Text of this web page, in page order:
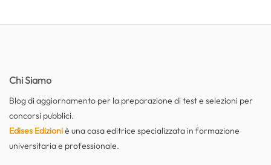
Chi Siamo
Blog di aggiornamento per la preparazione di test e selezioni per
concorsi pubblici.
Edises Edizioniè una casa editrice specializzata in formazione
universitaria e professionale.